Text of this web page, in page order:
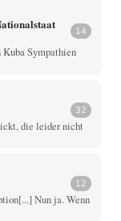
14
Sympathien
32
die leider nicht
12
Nun ja. Wenn